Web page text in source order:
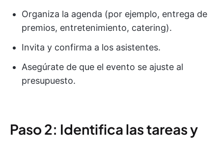
Organiza la agenda (por ejemplo, entrega de
premios, entretenimiento, catering).
Invita y confirma a los asistentes.
Asegúrate de que el evento se ajuste al
presupuesto.
Paso 2: Identifica las tareas y